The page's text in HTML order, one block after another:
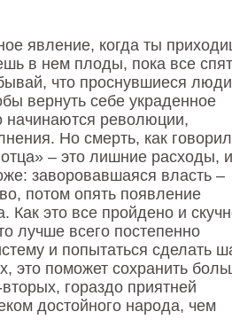
явление, когда ты
в нем плоды, пока все
что проснувшиеся люди
вернуть себе украденное
начинаются революции,
Но смерть, как говорил
отца» – это лишние расходы, и
заворовавшаяся власть –
потом опять появление
Как это все пройдено и
лучше всего постепенно
и попытаться сделать
это поможет сохранить
гораздо приятней
достойного народа, чем